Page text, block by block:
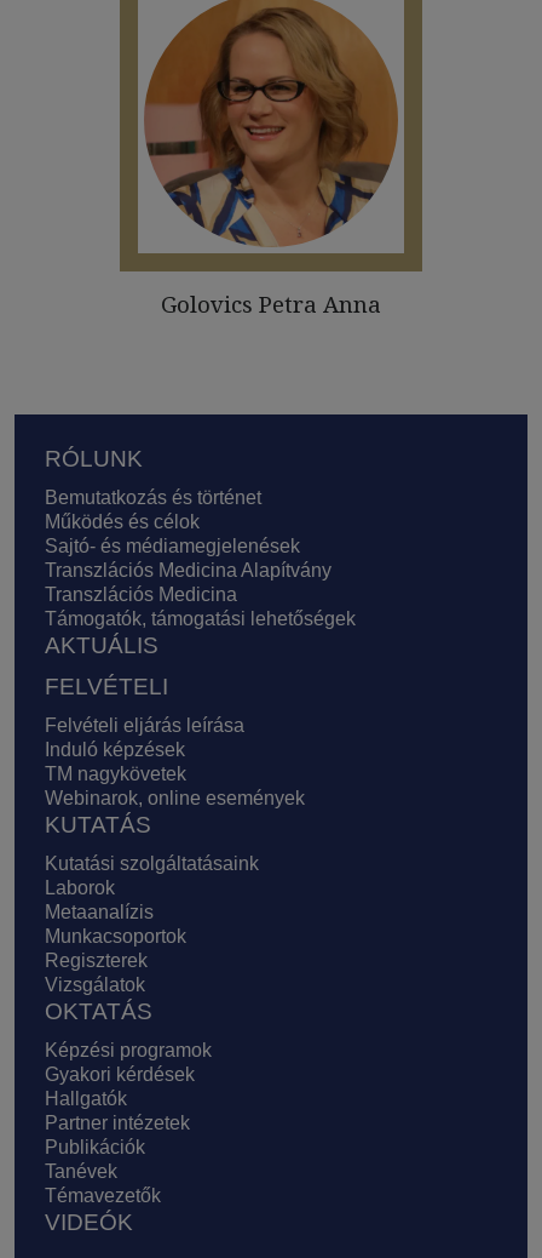
Golovics Petra Anna
Lábléc
RÓLUNK
Bemutatkozás és történet
Működés és célok
Sajtó- és médiamegjelenések
Transzlációs Medicina Alapítvány
Transzlációs Medicina
Támogatók, támogatási lehetőségek
AKTUÁLIS
FELVÉTELI
Felvételi eljárás leírása
Induló képzések
TM nagykövetek
Webinarok, online események
KUTATÁS
Kutatási szolgáltatásaink
Laborok
Metaanalízis
Munkacsoportok
Regiszterek
Vizsgálatok
OKTATÁS
Képzési programok
Gyakori kérdések
Hallgatók
Partner intézetek
Publikációk
Tanévek
Témavezetők
VIDEÓK